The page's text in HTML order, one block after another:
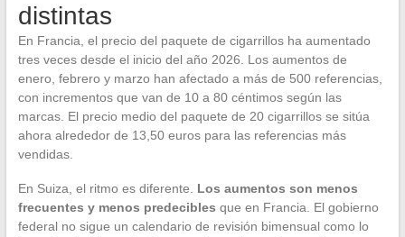
distintas
En Francia, el precio del paquete de cigarrillos ha aumentado
tres veces desde el inicio del año 2026. Los aumentos de
enero, febrero y marzo han afectado a más de 500 referencias,
con incrementos que van de 10 a 80 céntimos según las
marcas. El precio medio del paquete de 20 cigarrillos se sitúa
ahora alrededor de 13,50 euros para las referencias más
vendidas.
En Suiza, el ritmo es diferente. Los aumentos son menos
frecuentes y menos predecibles que en Francia. El gobierno
federal no sigue un calendario de revisión bimensual como lo